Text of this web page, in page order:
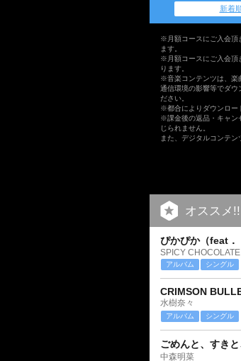
新着
※月額コースにご入会頂
ます。
※月額コースにご入会頂
ります。
※音楽コンテンツは、楽
通信環境の影響等でダウ
ださい。
※都合によりダウンロー
※課金後の返品・キャン
じられません。
また、デジタルコンテン
オススメ!!
ぴかぴか（feat．
SPICY CHOCOLATE
アルバム シングル
CRIMSON
水樹奈々
アルバム シングル
ごめんと、すきと
中森明菜